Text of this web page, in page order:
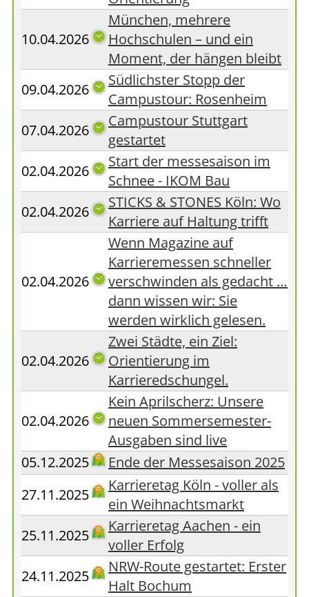
10.04.2026
München, mehrere
Hochschulen – und ein
Moment, der hängen bleibt
09.04.2026
Südlichster Stopp der
Campustour: Rosenheim
07.04.2026
Campustour Stuttgart
gestartet
02.04.2026
Start der messesaison im
Schnee - IKOM Bau
02.04.2026
STICKS & STONES Köln: Wo
Karriere auf Haltung trifft
02.04.2026
Wenn Magazine auf
Karrieremessen schneller
verschwinden als gedacht …
dann wissen wir: Sie
werden wirklich gelesen.
02.04.2026
Zwei Städte, ein Ziel:
Orientierung im
Karrieredschungel.
02.04.2026
Kein Aprilscherz: Unsere
neuen Sommersemester-
Ausgaben sind live
05.12.2025
Ende der Messesaison 2025
27.11.2025
Karrieretag Köln - voller als
ein Weihnachtsmarkt
25.11.2025
Karrieretag Aachen - ein
voller Erfolg
24.11.2025
NRW-Route gestartet: Erster
Halt Bochum